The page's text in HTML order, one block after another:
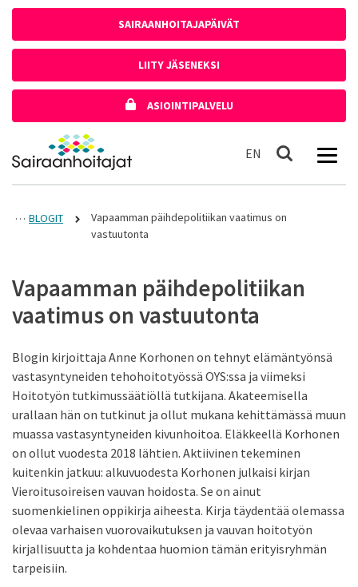
SAIRAANHOITAJAPÄIVÄT
LIITY JÄSENEKSI
ASIOINTIPALVELU
Etusivulle
EN In English
Haku
BLOGIT
Vapaamman päihdepolitiikan vaatimus on
vastuutonta
Vapaamman päihdepolitiikan
vaatimus on vastuutonta
Blogin kirjoittaja Anne Korhonen on tehnyt elämäntyönsä
vastasyntyneiden tehohoitotyössä OYS:ssa ja viimeksi
Hoitotyön tutkimussäätiöllä tutkijana. Akateemisella
urallaan hän on tutkinut ja ollut mukana kehittämässä muun
muassa vastasyntyneiden kivunhoitoa. Eläkkeellä Korhonen
on ollut vuodesta 2018 lähtien. Aktiivinen tekeminen
kuitenkin jatkuu: alkuvuodesta Korhonen julkaisi kirjan
Vieroitusoireisen vauvan hoidosta. Se on ainut
suomenkielinen oppikirja aiheesta. Kirja täydentää olemassa
olevaa varhaisen vuorovaikutuksen ja vauvan hoitotyön
kirjallisuutta ja kohdentaa huomion tämän erityisryhmän
tarpeisiin.